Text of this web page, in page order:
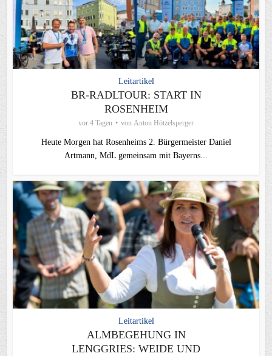
Leitartikel
BR-RADLTOUR: START IN
ROSENHEIM
vor 4 Tagen von Anton Hötzelsperger
Heute Morgen hat Rosenheims 2. Bürgermeister Daniel
Artmann, MdL gemeinsam mit Bayerns...
Leitartikel
ALMBEGEHUNG IN
LENGGRIES: WEIDE UND